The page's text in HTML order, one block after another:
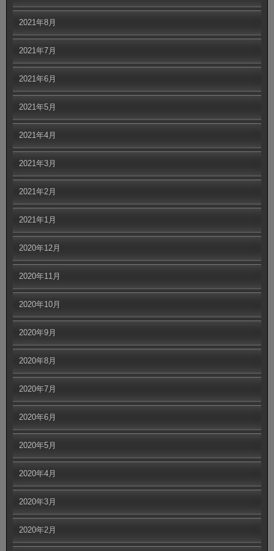
2021年8月
2021年7月
2021年6月
2021年5月
2021年4月
2021年3月
2021年2月
2021年1月
2020年12月
2020年11月
2020年10月
2020年9月
2020年8月
2020年7月
2020年6月
2020年5月
2020年4月
2020年3月
2020年2月